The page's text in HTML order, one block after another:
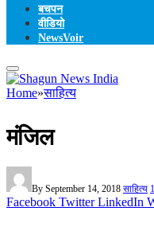
बचपन
वीडियो
NewsVoir
Home»साहित्य
मंजिल
By September 14, 2018 साहित्य
Facebook Twitter LinkedIn